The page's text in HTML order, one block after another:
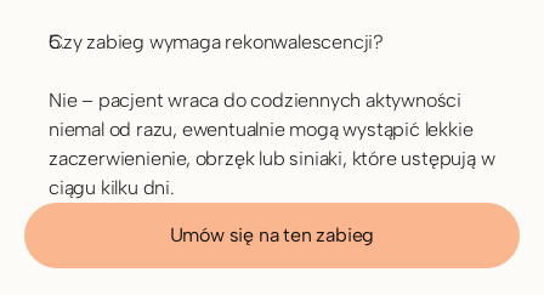
Czy zabieg wymaga rekonwalescencji?
Nie – pacjent wraca do codziennych aktywności
niemal od razu, ewentualnie mogą wystąpić lekkie
zaczerwienienie, obrzęk lub siniaki, które ustępują w
ciągu kilku dni.
Umów się na ten zabieg